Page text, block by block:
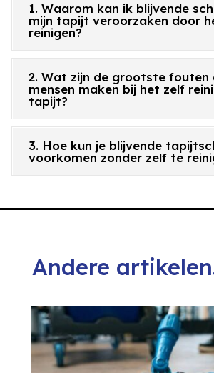
1. Waarom kan ik blijvende
mijn tapijt veroorzaken door
reinigen?
2. Wat zijn de grootste fouten
mensen maken bij het zelf
tapijt?
3. Hoe kun je blijvende
voorkomen zonder zelf te
Andere